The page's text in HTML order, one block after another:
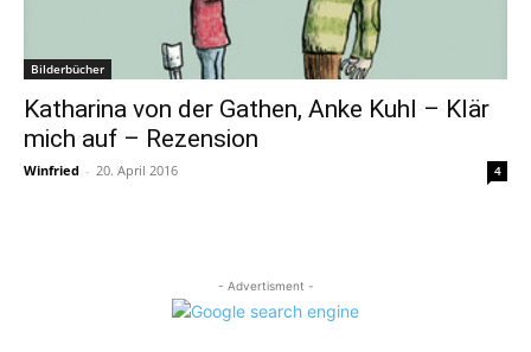
Bilderbücher
Katharina von der Gathen, Anke Kuhl – Klär
mich auf – Rezension
Winfried - 20. April 2016 4
- Advertisment -